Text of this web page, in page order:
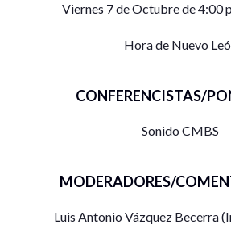
Viernes 7 de Octubre de 4:00
Hora de Nuevo
CONFERENCISTAS/
Sonido CMBS
MODERADORES/
Luis Antonio Vázquez Becerra